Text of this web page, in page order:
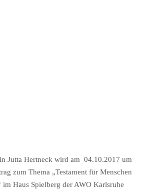
Jutta Hertneck wird am 04.10.2017 um
zum Thema „Testament für Menschen
Haus Spielberg der AWO Karlsruhe